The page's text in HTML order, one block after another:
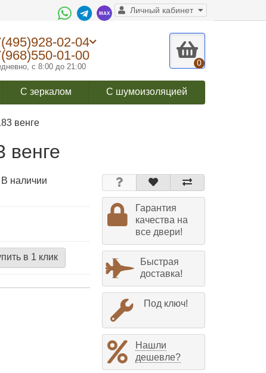
Личный кабинет
02-04
01-00
с 8:00 до 21:00 0
С зеркалом С шумоизоляцией
венге
венге
наличии
в 1 клик
Гарантия
качества на
все двери!
Быстрая
доставка!
Под ключ!
Нашли
дешевле?